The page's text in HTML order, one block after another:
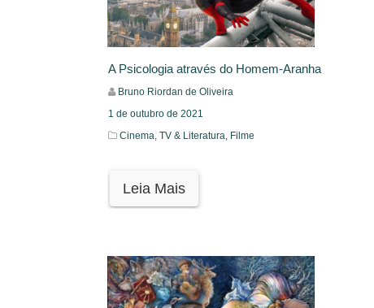
A Psicologia através do Homem-Aranha
Bruno Riordan de Oliveira
1 de outubro de 2021
Cinema, TV & Literatura, Filme
Leia Mais